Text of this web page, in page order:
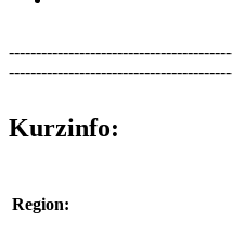
Kurzinfo:
Region: